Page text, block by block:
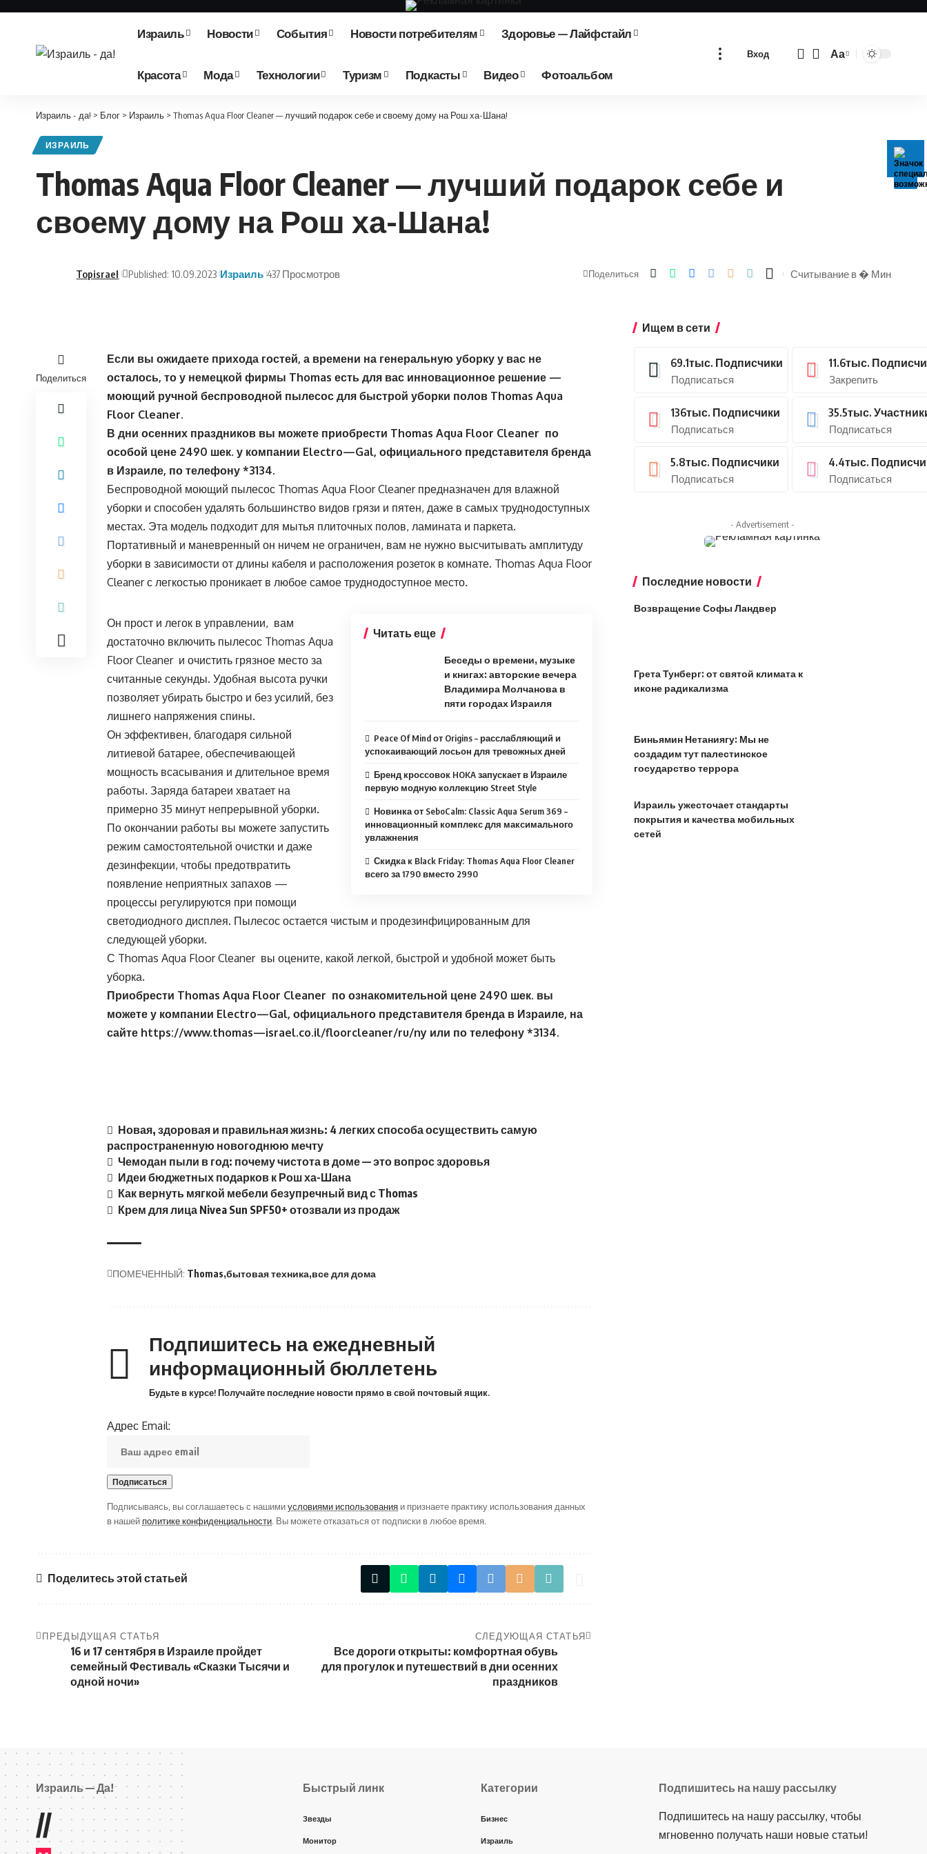
Израиль Новости События Новости потребителям Здоровье — Лайфстайл
Красота Мода Технологии Туризм Подкасты Видео Фотоальбом
Вход
Изменение
Аа
Израиль - да! > Блог > Израиль > Thomas Aqua Floor Cleaner — лучший подарок себе и своему дому на Рош ха-Шана!
ИЗРАИЛЬ
Thomas Aqua Floor Cleaner — лучший подарок себе и
своему дому на Рош ха-Шана!
Topisrael Published: 10.09.2023 Израиль 437 Просмотров Поделиться Считывание в � Мин
Поделиться
Если вы ожидаете прихода гостей, а времени на генеральную уборку у вас не
осталось, то у немецкой фирмы Thomas есть для вас инновационное решение —
моющий ручной беспроводной пылесос для быстрой уборки полов Thomas Aqua
Floor Cleaner.
В дни осенних праздников вы можете приобрести Thomas Aqua Floor Cleaner по
особой цене 2490 шек. у компании Electro—Gal, официального представителя бренда
в Израиле, по телефону *3134.
Беспроводной моющий пылесос Thomas Aqua Floor Cleaner предназначен для влажной
уборки и способен удалять большинство видов грязи и пятен, даже в самых труднодоступных
местах. Эта модель подходит для мытья плиточных полов, ламината и паркета.
Портативный и маневренный он ничем не ограничен, вам не нужно высчитывать амплитуду
уборки в зависимости от длины кабеля и расположения розеток в комнате. Thomas Aqua Floor
Cleanerс легкостью проникает в любое самое труднодоступное место.
Читать еще
Беседы о времени, музыке
и книгах: авторские вечера
Владимира Молчанова в
пяти городах Израиля
Peace Of Mind от Origins – расслабляющий и
успокаивающий лосьон для тревожных дней
Бренд кроссовок HOKA запускает в Израиле
первую модную коллекцию Street Style
Новинка от SeboCalm: Classic Aqua Serum 369 –
инновационный комплекс для максимального
увлажнения
Скидка к Black Friday: Thomas Aqua Floor Cleaner
всего за 1790 вместо 2990
Он прост и легок в управлении, вам
достаточно включить пылесос Thomas Aqua
Floor Cleaner и очистить грязное место за
считанные секунды. Удобная высота ручки
позволяет убирать быстро и без усилий, без
лишнего напряжения спины.
Он эффективен, благодаря сильной
литиевой батарее, обеспечивающей
мощность всасывания и длительное время
работы. Заряда батареи хватает на
примерно 35 минут непрерывной уборки.
По окончании работы вы можете запустить
режим самостоятельной очистки и даже
дезинфекции, чтобы предотвратить
появление неприятных запахов —
процессы регулируются при помощи
светодиодного дисплея. Пылесос остается чистым и продезинфицированным для
следующей уборки.
С Thomas Aqua Floor Cleaner вы оцените, какой легкой, быстрой и удобной может быть
уборка.
Приобрести Thomas Aqua Floor Cleaner по ознакомительной цене 2490 шек. вы
можете у компании Electro—Gal, официального представителя бренда в Израиле, на
сайте https://www.thomas—israel.co.il/floorcleaner/ru/ny или по телефону *3134.
Новая, здоровая и правильная жизнь: 4 легких способа осуществить самую
распространенную новогоднюю мечту
Чемодан пыли в год: почему чистота в доме — это вопрос здоровья
Идеи бюджетных подарков к Рош ха-Шана
Как вернуть мягкой мебели безупречный вид с Thomas
Крем для лица Nivea Sun SPF50+ отозвали из продаж
ПОМЕЧЕННЫЙ: Thomas бытовая техника все для дома
Подпишитесь на ежедневный
информационный бюллетень
Будьте в курсе! Получайте последние новости прямо в свой почтовый ящик.
Адрес Email:
Подписываясь, вы соглашаетесь с нашимиусловиями использования и признаете практику использования данных
в нашей политике конфиденциальности. Вы можете отказаться от подписки в любое время.
Поделитесь этой статьей
ПРЕДЫДУЩАЯ СТАТЬЯ
16 и 17 сентября в Израиле пройдет
семейный Фестиваль «Сказки Тысячи и
одной ночи»
СЛЕДУЮЩАЯ СТАТЬЯ
Все дороги открыты: комфортная обувь
для прогулок и путешествий в дни осенних
праздников
Ищем в сети
69.1тыс. Подписчики
Подписаться
11.6тыс.
Закрепить
136тыс. Подписчики
Подписаться
35.5тыс.
Подписаться
5.8тыс. Подписчики
Подписаться
4.4тыс.
Подписаться
- Advertisement -
Последние новости
Возвращение Софы Ландвер
Грета Тунберг: от святой климата к
иконе радикализма
Биньямин Нетаниягу: Мы не
создадим тут палестинское
государство террора
Израиль ужесточает стандарты
покрытия и качества мобильных
сетей
Израиль — Да!
//
Быстрый линк
Звезды
Монитор
Категории
Бизнес
Израиль
Подпишитесь на нашу рассылку
Подпишитесь на нашу рассылку, чтобы
мгновенно получать наши новые статьи!